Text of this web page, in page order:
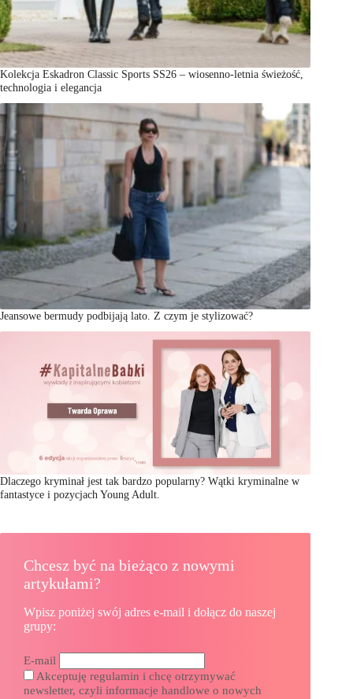
Kolekcja Eskadron Classic Sports SS26 – wiosenno-letnia świeżość,
technologia i elegancja
Jeansowe bermudy podbijają lato. Z czym je stylizować?
Dlaczego kryminał jest tak bardzo popularny? Wątki kryminalne w
fantastyce i pozycjach Young Adult.
Chcesz być na bieżąco z nowymi
artykułami?
Wpisz poniżej swój adres e-mail i dołącz do naszej
grupy:
E-mail
Akceptuję regulamin i chcę otrzymywać
newsletter, czyli informacje handlowe o nowych